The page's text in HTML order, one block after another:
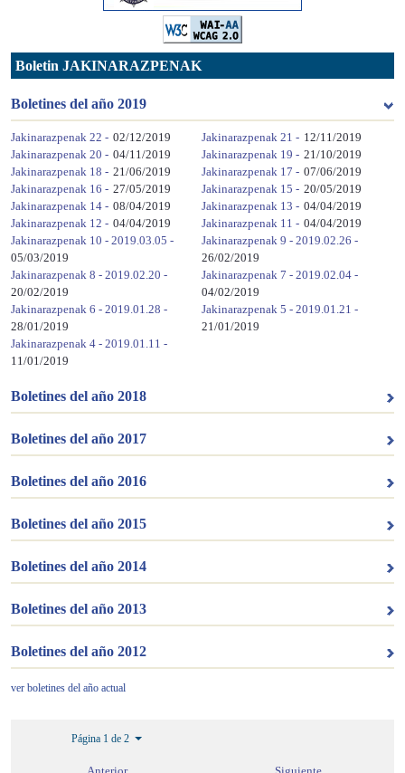
Boletin JAKINARAZPENAK
Boletines del año 2019
Jakinarazpenak 22 - 02/12/2019 Jakinarazpenak 21 - 12/11/2019
Jakinarazpenak 20 - 04/11/2019 Jakinarazpenak 19 - 21/10/2019
Jakinarazpenak 18 - 21/06/2019 Jakinarazpenak 17 - 07/06/2019
Jakinarazpenak 16 - 27/05/2019 Jakinarazpenak 15 - 20/05/2019
Jakinarazpenak 14 - 08/04/2019 Jakinarazpenak 13 - 04/04/2019
Jakinarazpenak 12 - 04/04/2019 Jakinarazpenak 11 - 04/04/2019
Jakinarazpenak 10 - 2019.03.05 -
05/03/2019
Jakinarazpenak 9 - 2019.02.26 -
26/02/2019
Jakinarazpenak 8 - 2019.02.20 -
20/02/2019
Jakinarazpenak 7 - 2019.02.04 -
04/02/2019
Jakinarazpenak 6 - 2019.01.28 -
28/01/2019
Jakinarazpenak 5 - 2019.01.21 -
21/01/2019
Jakinarazpenak 4 - 2019.01.11 -
11/01/2019
Boletines del año 2018
Boletines del año 2017
Boletines del año 2016
Boletines del año 2015
Boletines del año 2014
Boletines del año 2013
Boletines del año 2012
ver boletines del año actual
Página 1 de 2